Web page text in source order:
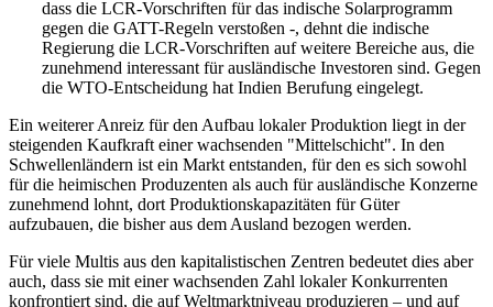
dass die LCR-Vorschriften für das indische Solarprogramm
gegen die GATT-Regeln verstoßen -, dehnt die indische
Regierung die LCR-Vorschriften auf weitere Bereiche aus, die
zunehmend interessant für ausländische Investoren sind. Gegen
die WTO-Entscheidung hat Indien Berufung eingelegt.
Ein weiterer Anreiz für den Aufbau lokaler Produktion liegt in der
steigenden Kaufkraft einer wachsenden "Mittelschicht". In den
Schwellenländern ist ein Markt entstanden, für den es sich sowohl
für die heimischen Produzenten als auch für ausländische Konzerne
zunehmend lohnt, dort Produktionskapazitäten für Güter
aufzubauen, die bisher aus dem Ausland bezogen werden.
Für viele Multis aus den kapitalistischen Zentren bedeutet dies aber
auch, dass sie mit einer wachsenden Zahl lokaler Konkurrenten
konfrontiert sind, die auf Weltmarktniveau produzieren – und auf